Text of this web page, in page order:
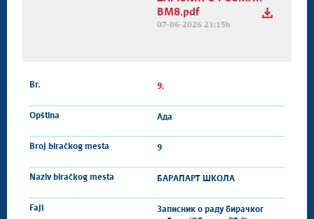
BM8.pdf
07-06-2026 21:15h
9.
Ада
9
БАРАПАРТ ШКОЛА
Записник о раду бирачког